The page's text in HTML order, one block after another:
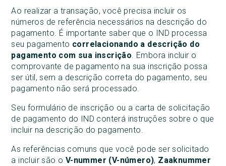
Ao realizar a transação, você precisa incluir os
números de referência necessários na descrição do
pagamento. É importante saber que o IND processa
seu pagamento correlacionando a descrição do
pagamento com sua inscrição. Embora incluir o
comprovante de pagamento na sua inscrição possa
ser útil, sem a descrição correta do pagamento, seu
pagamento não será processado.
Seu formulário de inscrição ou a carta de solicitação
de pagamento do IND conterá instruções sobre o que
incluir na descrição do pagamento.
As referências comuns que você pode ser solicitado
a incluir são o V-nummer (V-número), Zaaknummer